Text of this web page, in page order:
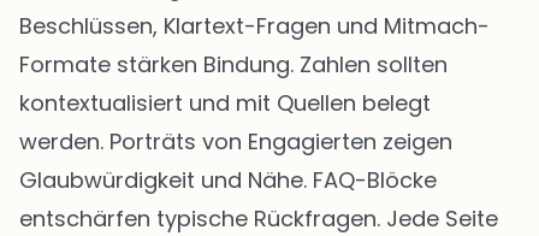
Beschlüssen, Klartext-Fragen und Mitmach-
Formate stärken Bindung. Zahlen sollten
kontextualisiert und mit Quellen belegt
werden. Porträts von Engagierten zeigen
Glaubwürdigkeit und Nähe. FAQ-Blöcke
entschärfen typische Rückfragen. Jede Seite